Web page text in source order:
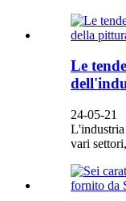
Le
24-05-21
L'industria
vari